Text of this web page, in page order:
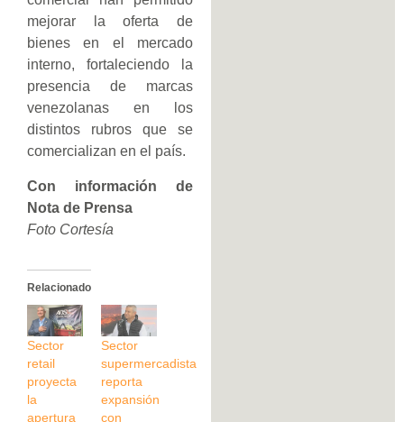
mejorar la oferta de
bienes en el mercado
interno, fortaleciendo la
presencia de marcas
venezolanas en los
distintos rubros que se
comercializan en el país.
Con información de
Nota de Prensa
Foto Cortesía
Relacionado
Sector
retail
proyecta
la
apertura
Sector
supermercadista
reporta
expansión
con